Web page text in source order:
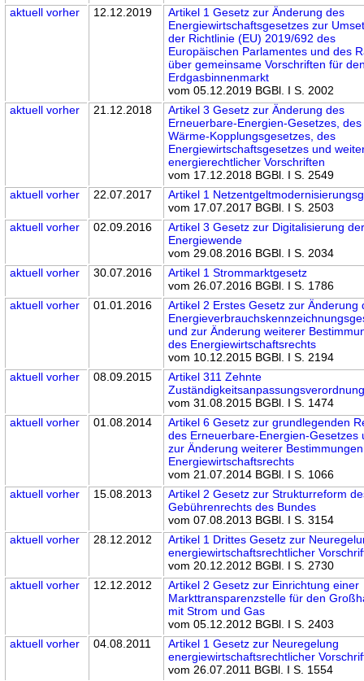
aktuell vorher 12.12.2019
Artikel 1 Gesetz zur Änderung des
Energiewirtschaftsgesetzes zur
der Richtlinie (EU) 2019/692 des
Europäischen Parlamentes und des
über gemeinsame Vorschriften für
Erdgasbinnenmarkt
vom 05.12.2019 BGBl. I S. 2002
aktuell vorher 21.12.2018
Artikel 3 Gesetz zur Änderung des
Erneuerbare-Energien-Gesetzes,
Wärme-Kopplungsgesetzes, des
Energiewirtschaftsgesetzes und
energierechtlicher Vorschriften
vom 17.12.2018 BGBl. I S. 2549
aktuell vorher 22.07.2017
Artikel 1
vom 17.07.2017 BGBl. I S. 2503
aktuell vorher 02.09.2016
Artikel 3 Gesetz zur Digitalisierung
Energiewende
vom 29.08.2016 BGBl. I S. 2034
aktuell vorher 30.07.2016
Artikel 1 Strommarktgesetz
vom 26.07.2016 BGBl. I S. 1786
aktuell vorher 01.01.2016
Artikel 2 Erstes Gesetz zur Änderung
und zur Änderung weiterer
des Energiewirtschaftsrechts
vom 10.12.2015 BGBl. I S. 2194
aktuell vorher 08.09.2015
Artikel 311 Zehnte
vom 31.08.2015 BGBl. I S. 1474
aktuell vorher 01.08.2014
Artikel 6 Gesetz zur grundlegenden
des Erneuerbare-Energien-Gesetzes
zur Änderung weiterer
Energiewirtschaftsrechts
vom 21.07.2014 BGBl. I S. 1066
aktuell vorher 15.08.2013
Artikel 2 Gesetz zur Strukturreform
Gebührenrechts des Bundes
vom 07.08.2013 BGBl. I S. 3154
aktuell vorher 28.12.2012
Artikel 1 Drittes Gesetz zur
energiewirtschaftsrechtlicher
vom 20.12.2012 BGBl. I S. 2730
aktuell vorher 12.12.2012
Artikel 2 Gesetz zur Einrichtung einer
Markttransparenzstelle für den
mit Strom und Gas
vom 05.12.2012 BGBl. I S. 2403
aktuell vorher 04.08.2011
Artikel 1 Gesetz zur Neuregelung
energiewirtschaftsrechtlicher
vom 26.07.2011 BGBl. I S. 1554